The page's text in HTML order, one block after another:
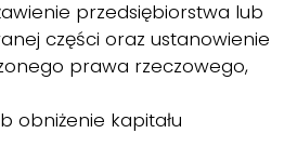
przedsiębiorstwa lub
części oraz ustanowienie
prawa rzeczowego,
obniżenie kapitału